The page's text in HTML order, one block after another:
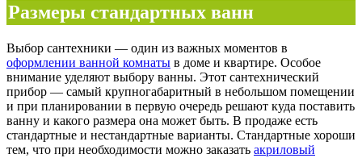
Размеры стандартных ванн
Выбор сантехники — один из важных моментов в
оформлении ванной комнаты в доме и квартире. Особое
внимание уделяют выбору ванны. Этот сантехнический
прибор — самый крупногабаритный в небольшом помещении
и при планировании в первую очередь решают куда поставить
ванну и какого размера она может быть. В продаже есть
стандартные и нестандартные варианты. Стандартные хороши
тем, что при необходимости можно заказать акриловый